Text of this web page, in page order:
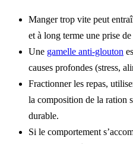
Manger trop vite peut
et à long terme une prise
Une gamelle anti-glouton
causes profondes (stress,
Fractionner les repas,
la composition de la ration
durable.
Si le comportement